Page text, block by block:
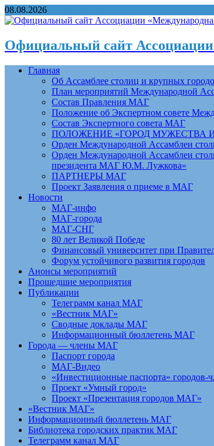
08.08.2026
Официальный сайт
Главная
Об Ассамблее столиц и крупных
План мероприятий Международной
Состав Правления МАГ
Положение об Экспертном совете
Состав Экспертного совета МАГ
ПОЛОЖЕНИЕ «ГОРОД МУЖЕСТВА И
Орден Международной Ассамблеи
Орден Международной Ассамблеи
президента МАГ Ю.М. Лужкова»
ПАРТНЕРЫ МАГ
Проект Заявления о приеме в МАГ
Новости
МАГ-инфо
МАГ-города
МАГ-СНГ
80 лет Великой Победе
Финансовый университет при
Форум устойчивого развития городов
Анонсы мероприятий
Прошедшие мероприятия
Публикации
Телеграмм канал МАГ
«Вестник МАГ»
Сводные доклады МАГ
Информационный бюллетень МАГ
Города — члены МАГ
Паспорт города
МАГ-Видео
«Инвестиционные паспорта»
Проект «Умный город»
Проект «Презентация городов МАГ»
«Вестник МАГ»
Информационный бюллетень МАГ
Библиотека городских практик МАГ
Телеграмм канал МАГ